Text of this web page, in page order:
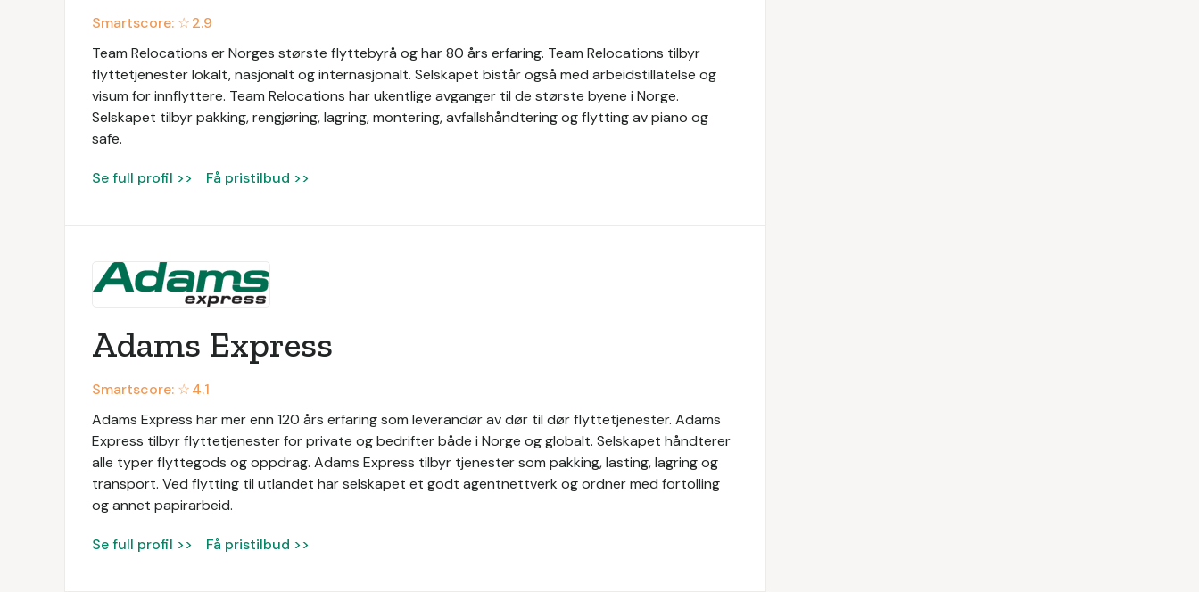
Smartscore: ☆2.9
Team Relocations er Norges største flyttebyrå og har 80 års erfaring. Team Relocations tilbyr
flyttetjenester lokalt, nasjonalt og internasjonalt. Selskapet bistår også med arbeidstillatelse og
visum for innflyttere. Team Relocations har ukentlige avganger til de største byene i Norge.
Selskapet tilbyr pakking, rengjøring, lagring, montering, avfallshåndtering og flytting av piano og
safe.
Se full profil >> Få pristilbud >>
Adams Express
Smartscore: ☆4.1
Adams Express har mer enn 120 års erfaring som leverandør av dør til dør flyttetjenester. Adams
Express tilbyr flyttetjenester for private og bedrifter både i Norge og globalt. Selskapet håndterer
alle typer flyttegods og oppdrag. Adams Express tilbyr tjenester som pakking, lasting, lagring og
transport. Ved flytting til utlandet har selskapet et godt agentnettverk og ordner med fortolling
og annet papirarbeid.
Se full profil >> Få pristilbud >>